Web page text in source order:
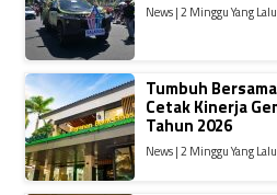
News | 2 Minggu Yang Lalu
Tumbuh
Cetak Kinerja
Tahun 2026
News | 2 Minggu Yang Lalu